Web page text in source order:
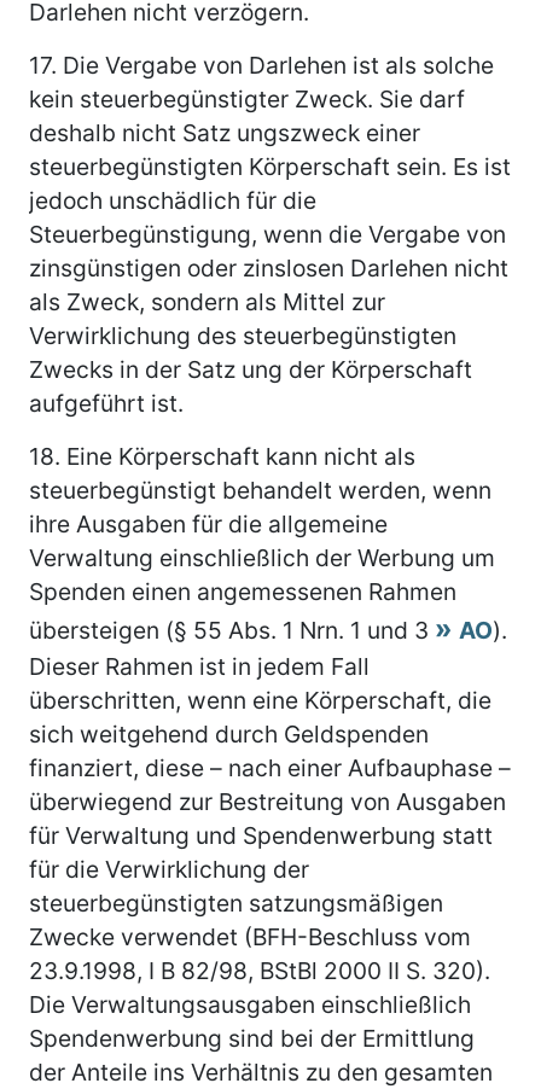
Darlehen nicht verzögern.
17. Die Vergabe von Darlehen ist als solche
kein steuerbegünstigter Zweck. Sie darf
deshalb nicht Satz ungszweck einer
steuerbegünstigten Körperschaft sein. Es ist
jedoch unschädlich für die
Steuerbegünstigung, wenn die Vergabe von
zinsgünstigen oder zinslosen Darlehen nicht
als Zweck, sondern als Mittel zur
Verwirklichung des steuerbegünstigten
Zwecks in der Satz ung der Körperschaft
aufgeführt ist.
18. Eine Körperschaft kann nicht als
steuerbegünstigt behandelt werden, wenn
ihre Ausgaben für die allgemeine
Verwaltung einschließlich der Werbung um
Spenden einen angemessenen Rahmen
übersteigen (§ 55 Abs. 1 Nrn. 1 und 3
AO).
Dieser Rahmen ist in jedem Fall
überschritten, wenn eine Körperschaft, die
sich weitgehend durch Geldspenden
finanziert, diese – nach einer Aufbauphase –
überwiegend zur Bestreitung von Ausgaben
für Verwaltung und Spendenwerbung statt
für die Verwirklichung der
steuerbegünstigten satzungsmäßigen
Zwecke verwendet (BFH-Beschluss vom
23.9.1998, I B 82/98, BStBl 2000 II S. 320).
Die Verwaltungsausgaben einschließlich
Spendenwerbung sind bei der Ermittlung
der Anteile ins Verhältnis zu den gesamten